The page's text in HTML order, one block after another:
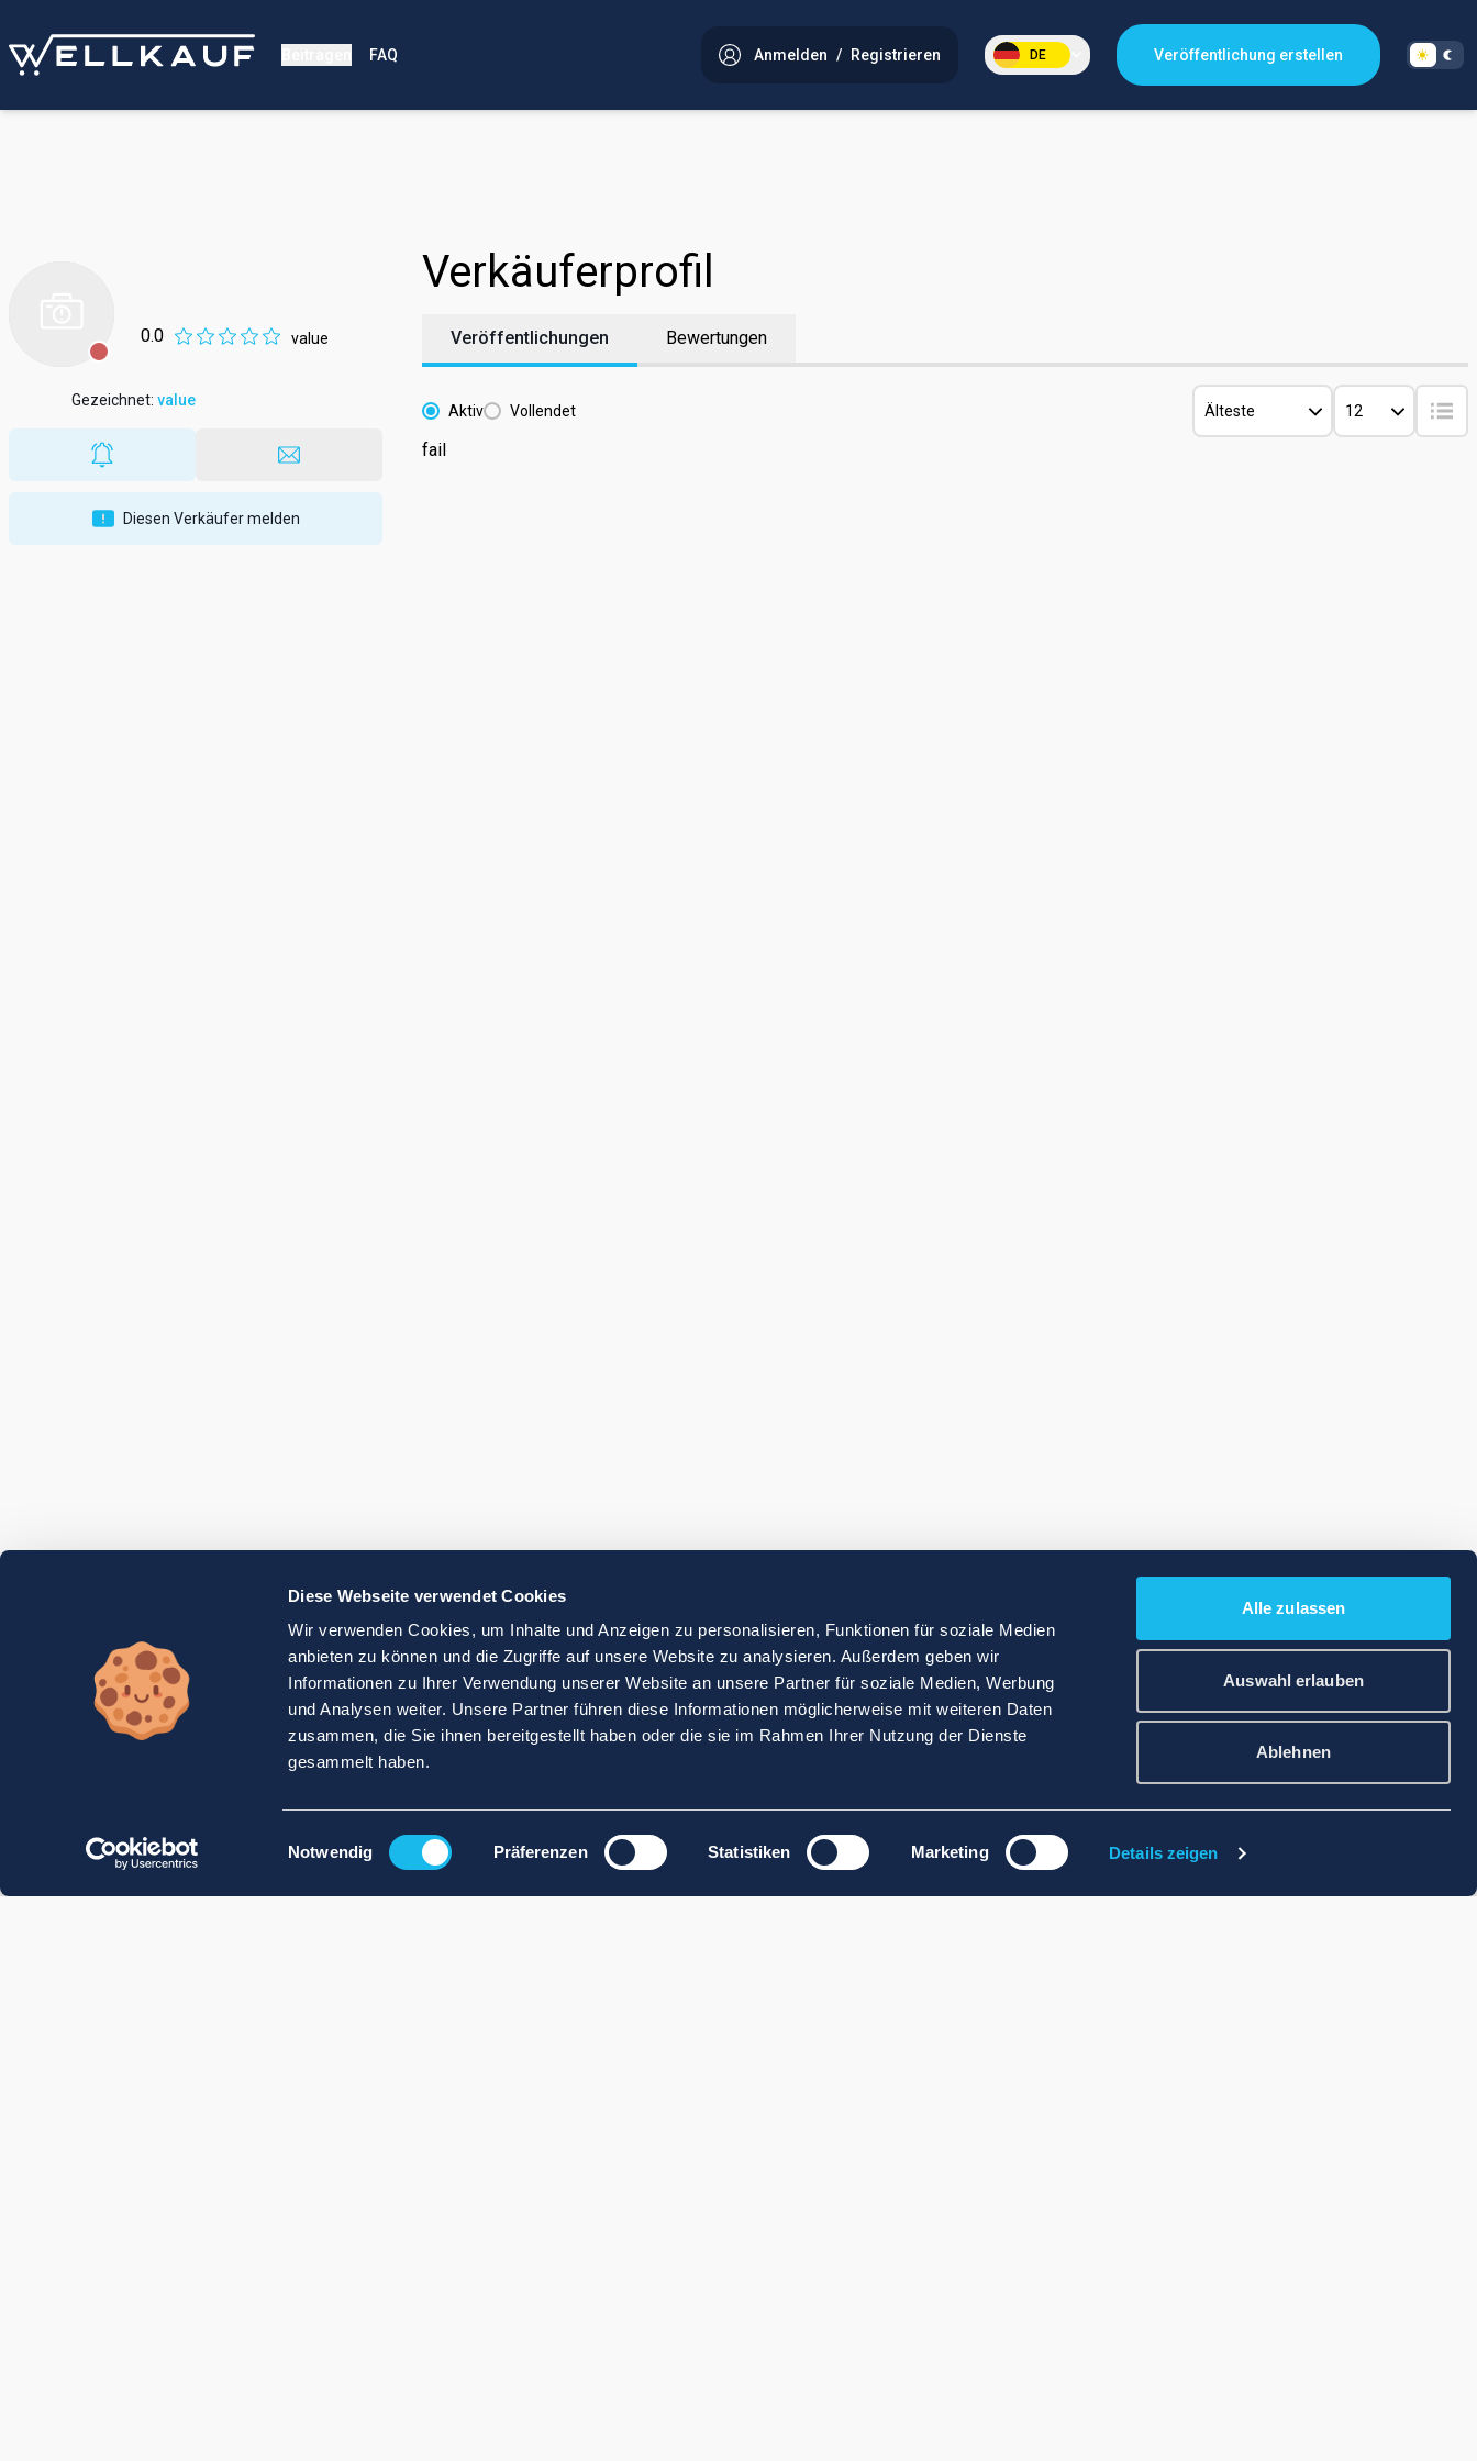
Diese Webseite verwendet Cookies
Wir verwenden Cookies, um Inhalte und Anzeigen zu personalisieren, Funktionen für soziale Medien
anbieten zu können und die Zugriffe auf unsere Website zu analysieren. Außerdem geben wir
Informationen zu Ihrer Verwendung unserer Website an unsere Partner für soziale Medien, Werbung
und Analysen weiter. Unsere Partner führen diese Informationen möglicherweise mit weiteren Daten
zusammen, die Sie ihnen bereitgestellt haben oder die sie im Rahmen Ihrer Nutzung der Dienste
gesammelt haben.
Einwilligungsauswahl
Notwendig Präferenzen Statistiken Marketing Details zeigen
Alle zulassen
Auswahl erlauben
Ablehnen
FAQ Anmelden / Registrieren DE Veröffentlichung erstellen
0.0 value
Gezeichnet: value
Diesen Verkäufer melden
Verkäuferprofil
Veröffentlichungen Bewertungen
Aktiv Vollendet Älteste 12
fail